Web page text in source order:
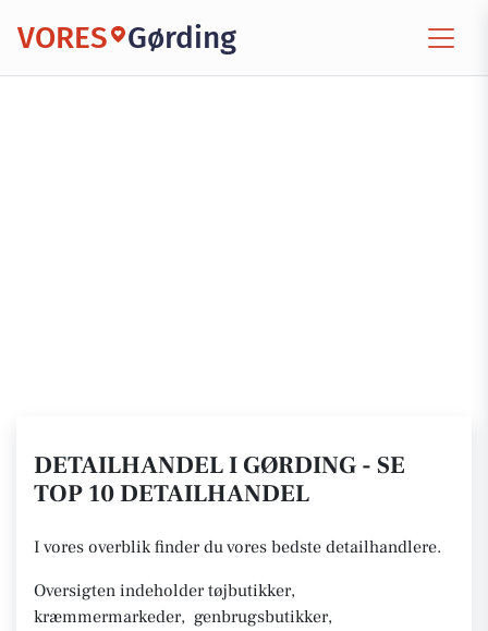
VORES Gørding
DETAILHANDEL I GØRDING - SE
TOP 10 DETAILHANDEL
I vores overblik finder du vores bedste detailhandlere.
Oversigten indeholder tøjbutikker,
kræmmermarkeder, genbrugsbutikker,